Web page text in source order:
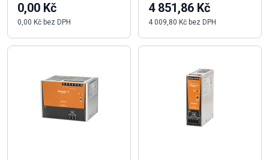
0,00 Kč
0,00 Kč bez DPH
4 851,86 Kč
4 009,80 Kč bez DPH